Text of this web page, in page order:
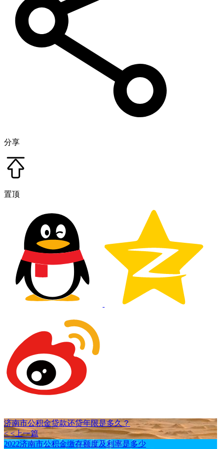
分享
置顶
济南市公积金贷款还贷年限是多久？
< <上一篇
2022济南市公积金缴存额度及利率是多少